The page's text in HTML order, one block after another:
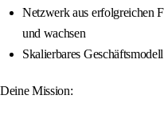
Netzwerk aus erfolgreichen
und wachsen
Skalierbares
Deine Mission: